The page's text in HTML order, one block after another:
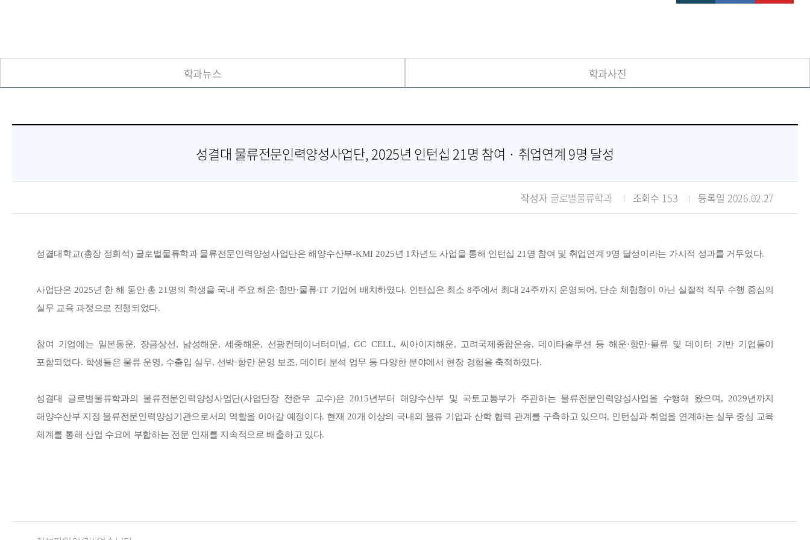
학과뉴스 학과사진
성결대 물류전문인력양성사업단, 2025년 인턴십 21명 참여 · 취업연계 9명 달성
작성자 글로벌물류학과 조회수 153 등록일 2026.02.27
성결대학교(총장 정희석) 글로벌물류학과 물류전문인력양성사업단은 해양수산부-KMI 2025년 1 차년도 사업을 통해 인턴십 21 명 참여 및 취업연계9명 달성이라는 가시적 성과를 거두었다.
사업단은 2025년 한 해 동안 총 21 명의 학생을 국내 주요 해운·항만·물류·IT 기업에 배치하였다. 인턴십은 최소 8주에서 최대 24주까지 운영되어 , 단순 체험형이 아닌 실질적 직무 수행 중심의
실무 교육 과정으로 진행되었다.
참여 기업에는 일본통운, 장금상선 , 남성해운,세중해운, 선광컨테이너터미널, GC CELL,씨아이지해운, 고려국제종합운송,데이타솔루션 등 해운·항만·물류 및 데이터 기반 기업들이
포함되었다. 학생들은 물류 운영, 수출입 실무, 선박·항만 운영 보조, 데이터 분석 업무 등 다양한 분야에서 현장 경험을 축적하였다.
성결대 글로벌물류학과의 물류전문인력양성사업단(사업단장 전준우 교수)은 2015년부터 해양수산부 및 국토교통부가 주관하는 물류전문인력양성사업을 수행해 왔으며 , 2029년까지
해양수산부 지정 물류전문인력양성기관으로서의 역할을 이어갈 예정이다. 현재 20개 이상의 국내외 물류 기업과 산학 협력 관계를 구축하고 있으며, 인턴십과 취업을 연계하는 실무 중심 교육
체계를 통해 산업 수요에 부합하는 전문 인재를 지속적으로 배출하고 있다.